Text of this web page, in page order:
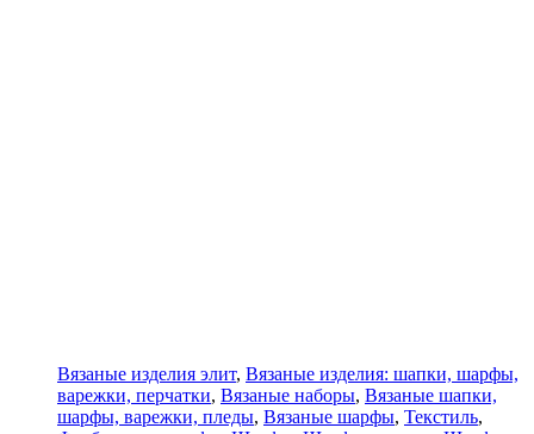
Вязаные изделия элит, Вязаные изделия: шапки, шарфы,
варежки, перчатки, Вязаные наборы, Вязаные шапки,
шарфы, варежки, пледы, Вязаные шарфы, Текстиль,